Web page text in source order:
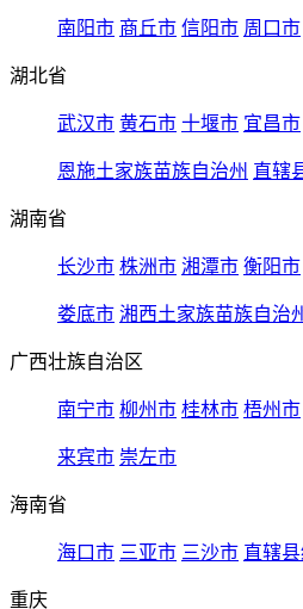
南阳市 商丘市 信阳市 周口市
湖北省
武汉市 黄石市 十堰市 宜昌市
恩施土家族苗族自治州 直辖
湖南省
长沙市 株洲市 湘潭市 衡阳市
娄底市 湘西土家族苗族自治
广西壮族自治区
南宁市 柳州市 桂林市 梧州市
来宾市 崇左市
海南省
海口市 三亚市 三沙市 直辖
重庆